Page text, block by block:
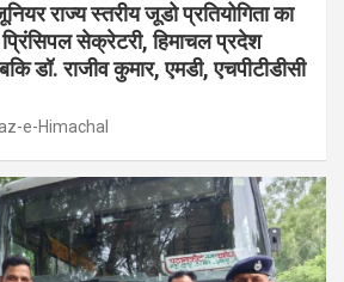
राज्य स्तरीय जूडो प्रतियोगिता का
सेक्रेटरी, हिमाचल प्रदेश
डॉ. राजीव कुमार, एमडी, एचपीटीडीसी
e-Himachal